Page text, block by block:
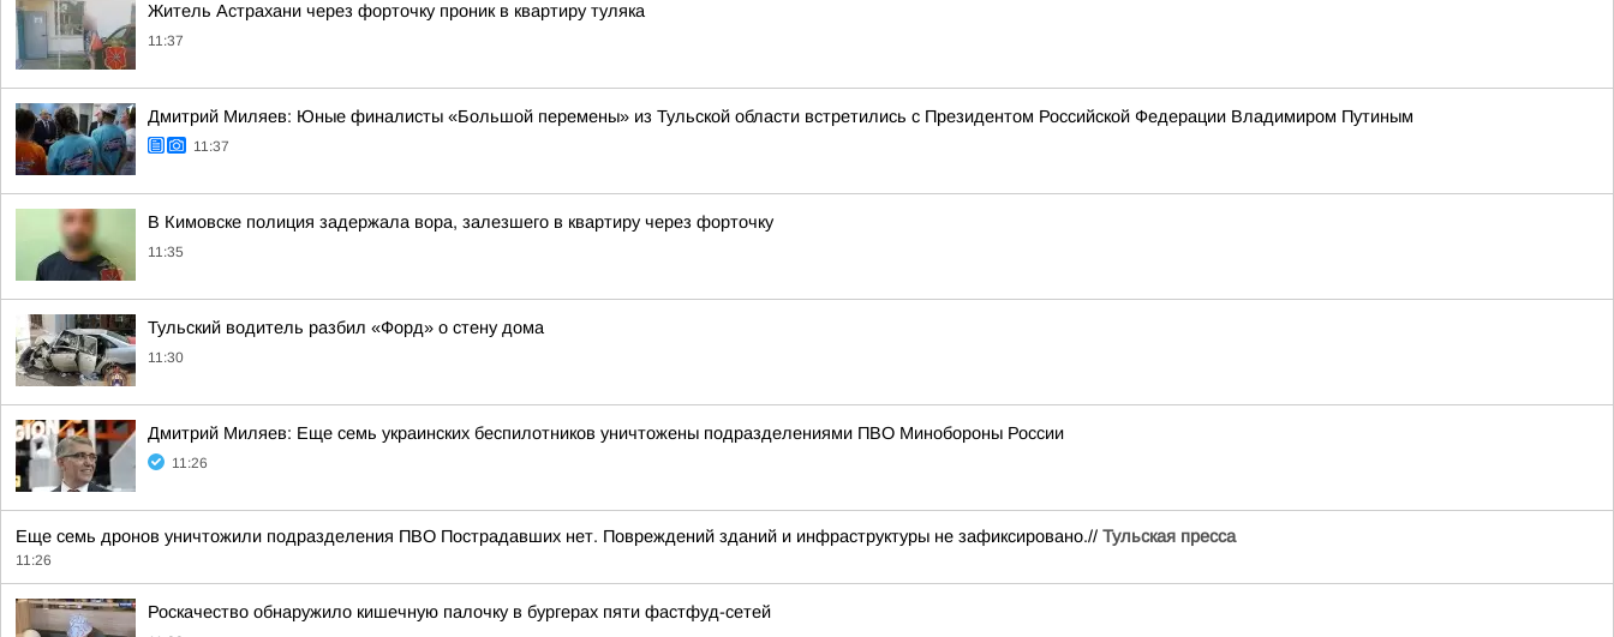
Житель Астрахани через форточку проник в квартиру туляка
11:37
Дмитрий Миляев: Юные финалисты «Большой перемены» из Тульской области встретились с Президентом Российской Федерации Владимиром Путиным
11:37
В Кимовске полиция задержала вора, залезшего в квартиру через форточку
11:35
Тульский водитель разбил «Форд» о стену дома
11:30
Дмитрий Миляев: Еще семь украинских беспилотников уничтожены подразделениями ПВО Минобороны России
11:26
Еще семь дронов уничтожили подразделения ПВО Пострадавших нет. Повреждений зданий и инфраструктуры не зафиксировано.// Тульская пресса
11:26
Роскачество обнаружило кишечную палочку в бургерах пяти фастфуд-сетей